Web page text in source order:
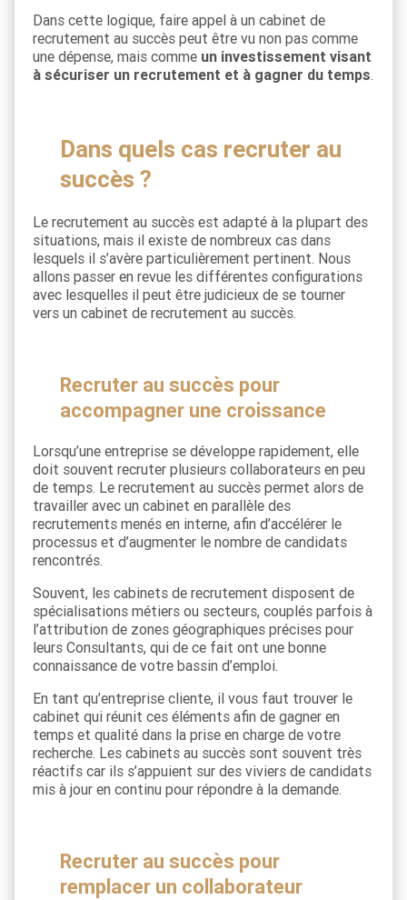
Dans cette logique, faire appel à un cabinet de
recrutement au succès peut être vu non pas comme
une dépense, mais comme un investissement visant
à sécuriser un recrutement et à gagner du temps.
Dans quels cas recruter au
succès ?
Le recrutement au succès est adapté à la plupart des
situations, mais il existe de nombreux cas dans
lesquels il s’avère particulièrement pertinent. Nous
allons passer en revue les différentes configurations
avec lesquelles il peut être judicieux de se tourner
vers un cabinet de recrutement au succès.
Recruter au succès pour
accompagner une croissance
Lorsqu’une entreprise se développe rapidement, elle
doit souvent recruter plusieurs collaborateurs en peu
de temps. Le recrutement au succès permet alors de
travailler avec un cabinet en parallèle des
recrutements menés en interne, afin d’accélérer le
processus et d’augmenter le nombre de candidats
rencontrés.
Souvent, les cabinets de recrutement disposent de
spécialisations métiers ou secteurs, couplés parfois à
l’attribution de zones géographiques précises pour
leurs Consultants, qui de ce fait ont une bonne
connaissance de votre bassin d’emploi.
En tant qu’entreprise cliente, il vous faut trouver le
cabinet qui réunit ces éléments afin de gagner en
temps et qualité dans la prise en charge de votre
recherche. Les cabinets au succès sont souvent très
réactifs car ils s’appuient sur des viviers de candidats
mis à jour en continu pour répondre à la demande.
Recruter au succès pour
remplacer un collaborateur